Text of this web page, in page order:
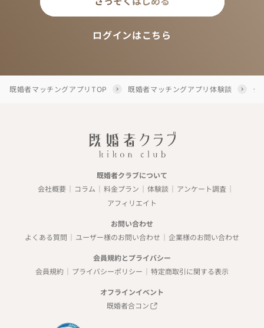
ログインはこちら
既婚者マッチングアプリTOP 既婚者マッチングアプリ体験談 タ
既婚者クラブについて
会社概要
コラム 料金プラン 体験談
アンケート調査
アフィリエイト
お問い合わせ
よくある質問
ユーザー様のお問い合わせ 企業様のお問い合わせ
会員規約とプライバシー
会員規約
プライバシーポリシー 特定商取引に関する表示
オフラインイベント
既婚者合コン